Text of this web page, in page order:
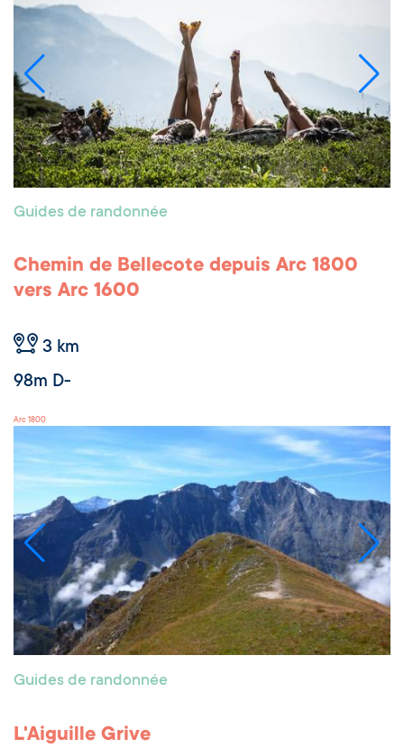
Guides de randonnée
Chemin de Bellecote depuis Arc 1800
vers Arc 1600
3 km
98m D-
Arc 1800
Guides de randonnée
L'Aiguille Grive